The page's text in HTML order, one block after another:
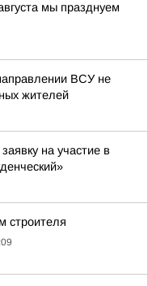
мы празднуем
ВСУ не
жителей
на участие в
строителя